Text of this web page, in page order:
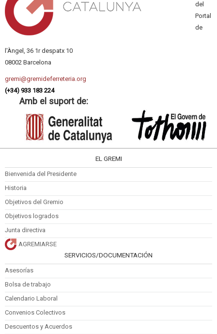
del
Portal
de
l'Àngel, 36 1r despatx 10
08002 Barcelona
gremi@gremideferreteria.org
(+34) 933 183 224
Amb el suport de:
EL GREMI
Bienvenida del Presidente
Historia
Objetivos del Gremio
Objetivos logrados
Junta directiva
AGREMIARSE
SERVICIOS/DOCUMENTACIÓN
Asesorías
Bolsa de trabajo
Calendario Laboral
Convenios Colectivos
Descuentos y Acuerdos